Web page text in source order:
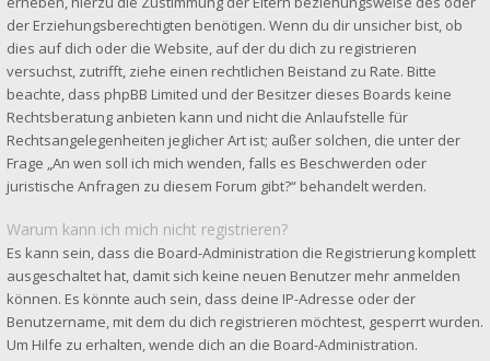
der Erziehungsberechtigten benötigen. Wenn du dir unsicher bist, ob
dies auf dich oder die Website, auf der du dich zu registrieren
versuchst, zutrifft, ziehe einen rechtlichen Beistand zu Rate. Bitte
beachte, dass phpBB Limited und der Besitzer dieses Boards keine
Rechtsberatung anbieten kann und nicht die Anlaufstelle für
Rechtsangelegenheiten jeglicher Art ist; außer solchen, die unter der
Frage „An wen soll ich mich wenden, falls es Beschwerden oder
juristische Anfragen zu diesem Forum gibt?“ behandelt werden.
Warum kann ich mich nicht registrieren?
Es kann sein, dass die Board-Administration die Registrierung komplett
ausgeschaltet hat, damit sich keine neuen Benutzer mehr anmelden
können. Es könnte auch sein, dass deine IP-Adresse oder der
Benutzername, mit dem du dich registrieren möchtest, gesperrt wurden.
Um Hilfe zu erhalten, wende dich an die Board-Administration.